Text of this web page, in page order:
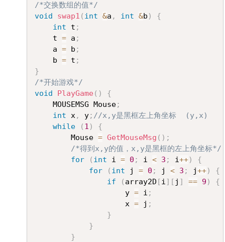
/*交换数组的值*/
void
swap1 ( int &a , int &b )
{
int t ;
	t
= a ;
	a
= b ;
	b
= t ;
}
/*开始游戏*/
void
PlayGame( )
{
	MOUSEMSG Mouse
;
int x, y; //x,y是黑框左上角坐标  (y,x)
while
( 1 )
{
		Mouse
= GetMouseMsg ( ) ;
/*得到x,y的值，x,y是黑框的左上角坐标*/
for
( int i = 0 ; i < 3 ; i++)
{
for
( int j = 0 ; j < 3 ; j++)
{
if
( array2D [i] [ j ] == 9 )
{
					y
= i ;
					x
= j ;
}
}
}